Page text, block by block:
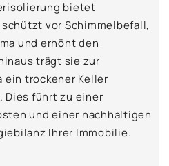
bietet
vor Schimmelbefall,
und erhöht den
trägt sie zur
ein trockener Keller
Dies führt zu einer
und einer nachhaltigen
Ihrer Immobilie.